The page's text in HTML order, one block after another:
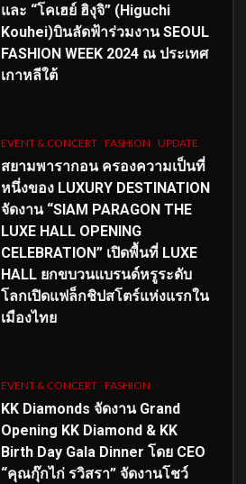
และ “โคเฮย์ ฮิงุจิ” (Higuchi
Kouhei)บินลัดฟ้าร่วมงาน SEOUL
FASHION WEEK 2024 ณ ประเทศ
เกาหลีใต้
EVENT & CONCERT FASHION UPDATE
สยามพารากอน ครองความเป็นที่
หนึ่งของ LUXURY DESTINATION
จัดงาน “SIAM PARAGON THE
LUXE HALL OPENING
CELEBRATION” เปิดพื้นที่ LUXE
HALL ยกขบวนแบรนด์หรูระดับ
โลกเปิดแฟล็กชิปสโตร์แห่งแรกใน
เมืองไทย
EVENT & CONCERT FASHION
KK Diamonds จัดงาน Grand
Opening KK Diamond & KK
Birth Day Gala Dinner โดย CEO
“คุณกุ๊กไก่ รวิสรา” จัดงานโชว์